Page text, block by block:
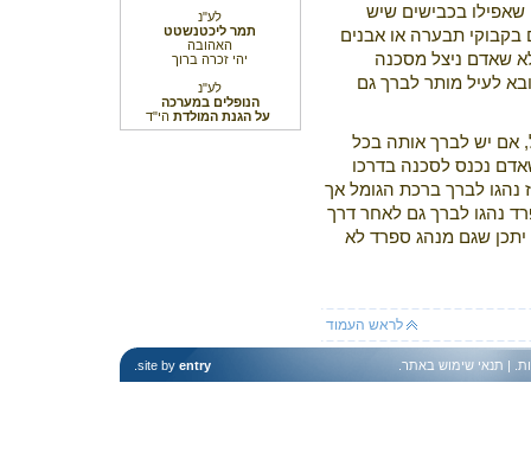
בכבישים שיש
תבערה או אבנים
שאדם ניצל מסכנה
לעיל מותר לברך גם
אם יש לברך אותה בכל
נכנס לסכנה בדרכו
נהגו לברך ברכת הגומל אך
נהגו לברך גם לאחר דרך
שגם מנהג ספרד לא
לראש העמוד
לע"נ
תמר ליכטנשטט
האהובה
יהי זכרה ברוך
לע"נ
הנופלים במערכה
על הגנת המולדת הי"ד
site by entry . | תנאי שימוש באתר